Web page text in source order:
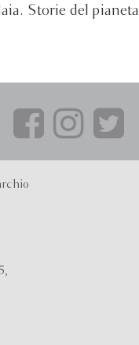
Storie del pianeta